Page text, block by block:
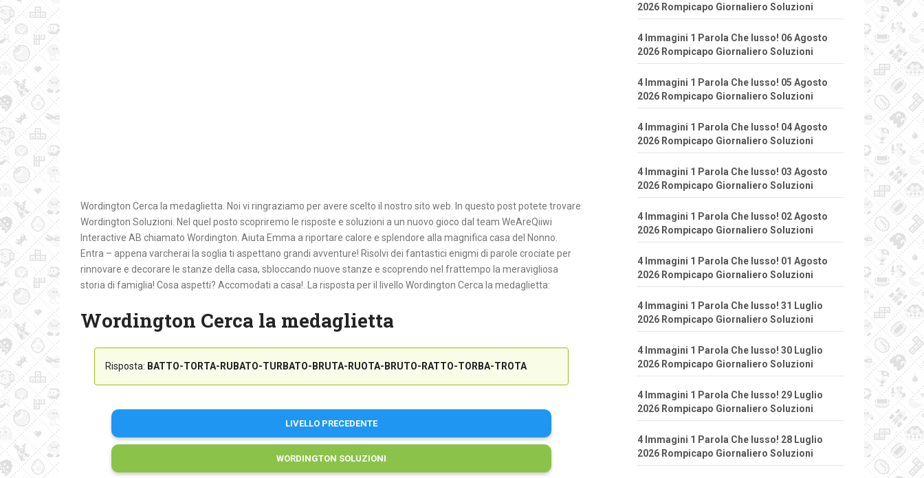
Wordington Cerca la medaglietta. Noi vi ringraziamo per avere scelto il nostro sito web. In questo post potete trovare
Wordington Soluzioni. Nel quel posto scopriremo le risposte e soluzioni a un nuovo gioco dal team WeAreQiiwi
Interactive AB chiamato Wordington. Aiuta Emma a riportare calore e splendore alla magnifica casa del Nonno.
Entra – appena varcherai la soglia ti aspettano grandi avventure! Risolvi dei fantastici enigmi di parole crociate per
rinnovare e decorare le stanze della casa, sbloccando nuove stanze e scoprendo nel frattempo la meravigliosa
storia di famiglia! Cosa aspetti? Accomodati a casa!. La risposta per il livello Wordington Cerca la medaglietta:
Wordington Cerca la medaglietta
Risposta: BATTO-TORTA-RUBATO-TURBATO-BRUTA-RUOTA-BRUTO-RATTO-TORBA-TROTA
LIVELLO PRECEDENTE
WORDINGTON SOLUZIONI
2026 Rompicapo Giornaliero Soluzioni
4 Immagini 1 Parola Che lusso! 06 Agosto
2026 Rompicapo Giornaliero Soluzioni
4 Immagini 1 Parola Che lusso! 05 Agosto
2026 Rompicapo Giornaliero Soluzioni
4 Immagini 1 Parola Che lusso! 04 Agosto
2026 Rompicapo Giornaliero Soluzioni
4 Immagini 1 Parola Che lusso! 03 Agosto
2026 Rompicapo Giornaliero Soluzioni
4 Immagini 1 Parola Che lusso! 02 Agosto
2026 Rompicapo Giornaliero Soluzioni
4 Immagini 1 Parola Che lusso! 01 Agosto
2026 Rompicapo Giornaliero Soluzioni
4 Immagini 1 Parola Che lusso! 31 Luglio
2026 Rompicapo Giornaliero Soluzioni
4 Immagini 1 Parola Che lusso! 30 Luglio
2026 Rompicapo Giornaliero Soluzioni
4 Immagini 1 Parola Che lusso! 29 Luglio
2026 Rompicapo Giornaliero Soluzioni
4 Immagini 1 Parola Che lusso! 28 Luglio
2026 Rompicapo Giornaliero Soluzioni